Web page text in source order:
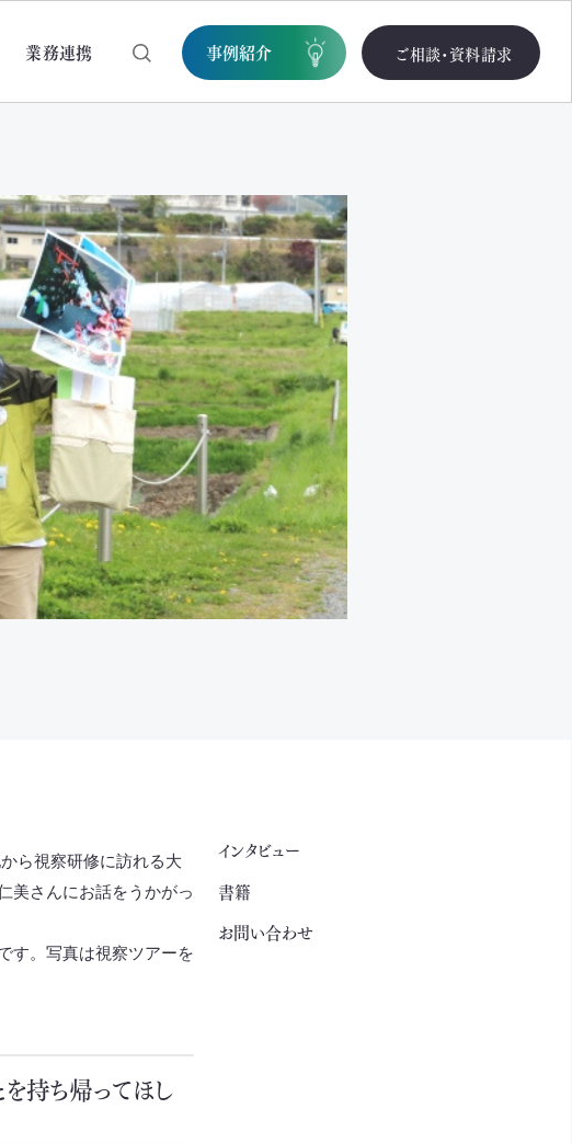
業務連携 事例紹介 ご相談・資料請求
インタビュー
書籍
お問い合わせ
ら視察研修に訪れる大
美さんにお話をうかがっ
す。写真は視察ツアーを
持ち帰ってほし